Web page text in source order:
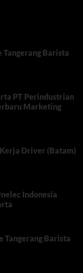
Tangerang Barista
PT Perindustrian
Marketing
Driver (Batam)
Indonesia
Tangerang Barista